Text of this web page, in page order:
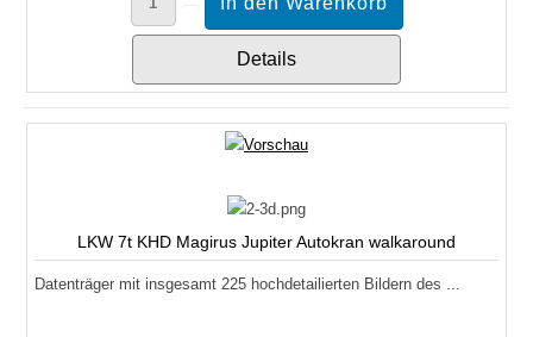
Details
LKW 7t KHD Magirus Jupiter Autokran walkaround
Datenträger mit insgesamt 225 hochdetailierten Bildern des ...